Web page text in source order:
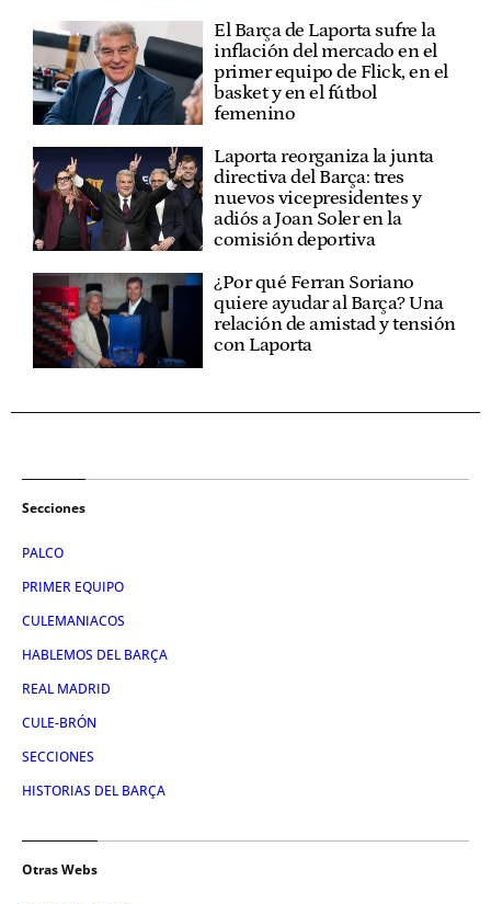
El Barça de Laporta sufre la
inflación del mercado en el
primer equipo de Flick, en el
basket y en el fútbol
femenino
Laporta reorganiza la junta
directiva del Barça: tres
nuevos vicepresidentes y
adiós a Joan Soler en la
comisión deportiva
¿Por qué Ferran Soriano
quiere ayudar al Barça? Una
relación de amistad y tensión
con Laporta
Secciones
PALCO
PRIMER EQUIPO
CULEMANIACOS
HABLEMOS DEL BARÇA
REAL MADRID
CULE-BRÓN
SECCIONES
HISTORIAS DEL BARÇA
Otras Webs